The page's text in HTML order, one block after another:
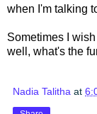
when I'm talking
Sometimes I
well, what's the
Nadia Talitha at